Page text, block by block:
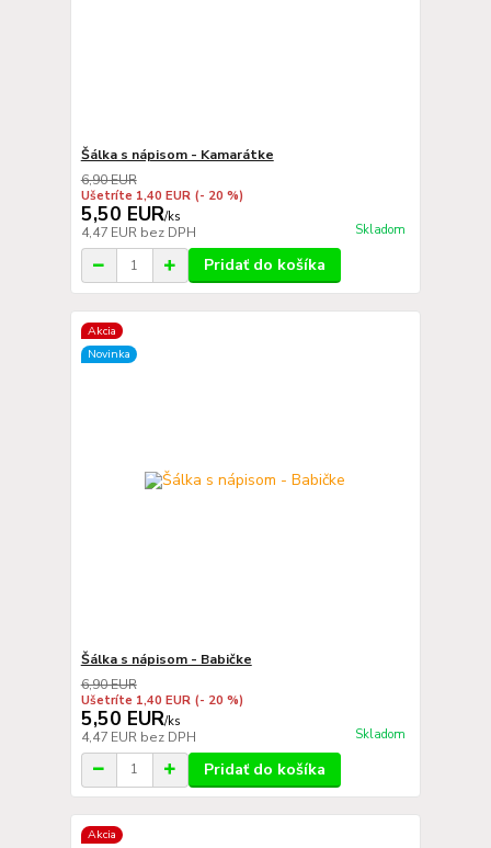
Šálka s nápisom - Kamarátke
6,90 EUR
Ušetríte 1,40 EUR (- 20 %)
5,50 EUR/ks
4,47 EUR bez DPH Skladom
Pridať do košíka
Akcia
Novinka
Šálka s nápisom - Babičke
6,90 EUR
Ušetríte 1,40 EUR (- 20 %)
5,50 EUR/ks
4,47 EUR bez DPH Skladom
Pridať do košíka
Akcia